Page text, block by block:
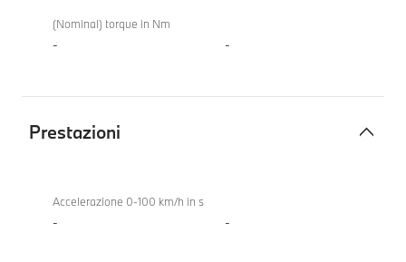
(Nominal) torque in Nm
- -
Prestazioni
Accelerazione 0-100 km/h in s
- -